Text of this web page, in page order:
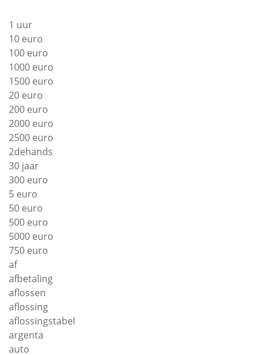
1 uur
10 euro
100 euro
1000 euro
1500 euro
20 euro
200 euro
2000 euro
2500 euro
2dehands
30 jaar
300 euro
5 euro
50 euro
500 euro
5000 euro
750 euro
af
afbetaling
aflossen
aflossing
aflossingstabel
argenta
auto